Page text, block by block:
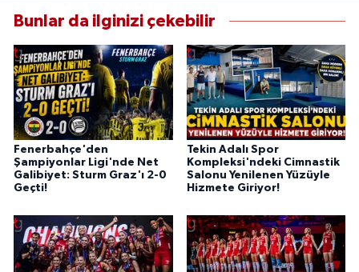
Bunlar da ilginizi çekebilir
Fenerbahçe'den
Şampiyonlar Ligi'nde Net
Galibiyet: Sturm Graz'ı 2-0
Geçti!
Tekin Adalı Spor
Kompleksi'ndeki Cimnastik
Salonu Yenilenen Yüzüyle
Hizmete Giriyor!